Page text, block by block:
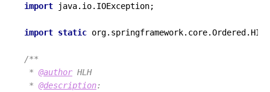
import java.io.IOException;
import static
/**
* @author HLH
* @description: